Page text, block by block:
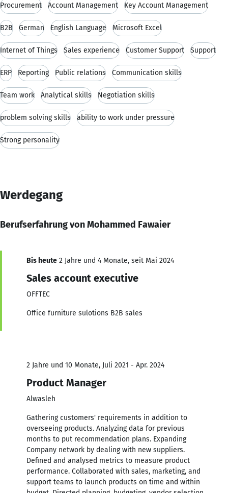
Procurement Account Management Key Account Management
B2B German English Language Microsoft Excel
Internet of Things Sales experience Customer Support Support
ERP Reporting Public relations Communication skills
Team work Analytical skills Negotiation skills
problem solving skills ability to work under pressure
Strong personality
Werdegang
Berufserfahrung von Mohammed Fawaier
Bis heute 2 Jahre und 4 Monate, seit Mai 2024
Sales account executive
OFFTEC
Office furniture sulotions B2B sales
2 Jahre und 10 Monate, Juli 2021 - Apr. 2024
Product Manager
Alwasleh
Gathering customers' requirements in addition to
overseeing products. Analyzing data for previous
months to put recommendation plans. Expanding
Company network by dealing with new suppliers.
Defined and analysed metrics to measure product
performance. Collaborated with sales, marketing, and
support teams to launch products on time and within